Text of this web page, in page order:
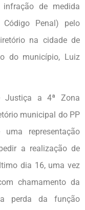
de medida
Penal) pelo
na cidade de
do município, Luiz
Justiça a 4ª Zona
municipal do PP
representação
a realização de
dia 16, uma vez
chamamento da
perda da função